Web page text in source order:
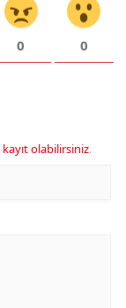
0 0
kayıt olabilirsiniz.